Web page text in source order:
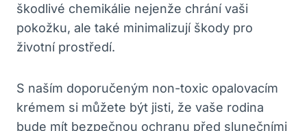
škodlivé chemikálie nejenže chrání vaši
pokožku, ale také minimalizují škody pro
životní prostředí.
S naším doporučeným non-toxic opalovacím
krémem si můžete být jisti, že vaše rodina
bude mít bezpečnou ochranu před slunečními